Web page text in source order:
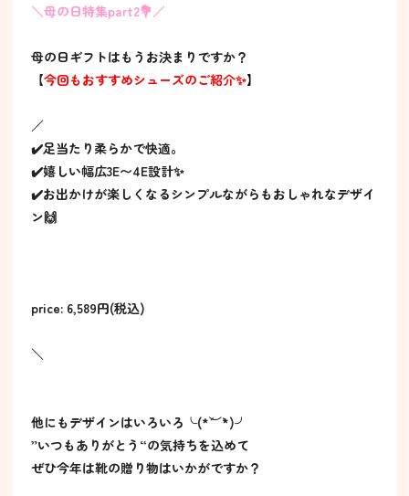
＼母の日特集part2💐／
母の日ギフトはもうお決まりですか？
【今回もおすすめシューズのご紹介✨】
／
✔️足当たり柔らかで快適。
✔️嬉しい幅広3E〜4E設計✨
✔️お出かけが楽しくなるシンプルながらもおしゃれなデザイ
ン🙌
price: 6,589円(税込)
＼
他にもデザインはいろいろ╰(*´︶`*)╯
”いつもありがとう“の気持ちを込めて
ぜひ今年は靴の贈り物はいかがですか？